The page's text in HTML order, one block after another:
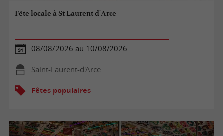
Fête locale à St Laurent d'Arce
08/08/2026 au 10/08/2026
Saint-Laurent-d'Arce
Fêtes populaires